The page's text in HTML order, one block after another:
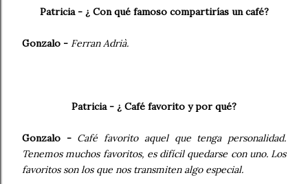
Patricia - ¿ Con qué famoso compartirías un café?
Gonzalo - Ferran Adrià.
Patricia - ¿ Café favorito y por qué?
Gonzalo - Café favorito aquel que tenga personalidad.
Tenemos muchos favoritos, es difícil quedarse con uno. Los
favoritos son los que nos transmiten algo especial.